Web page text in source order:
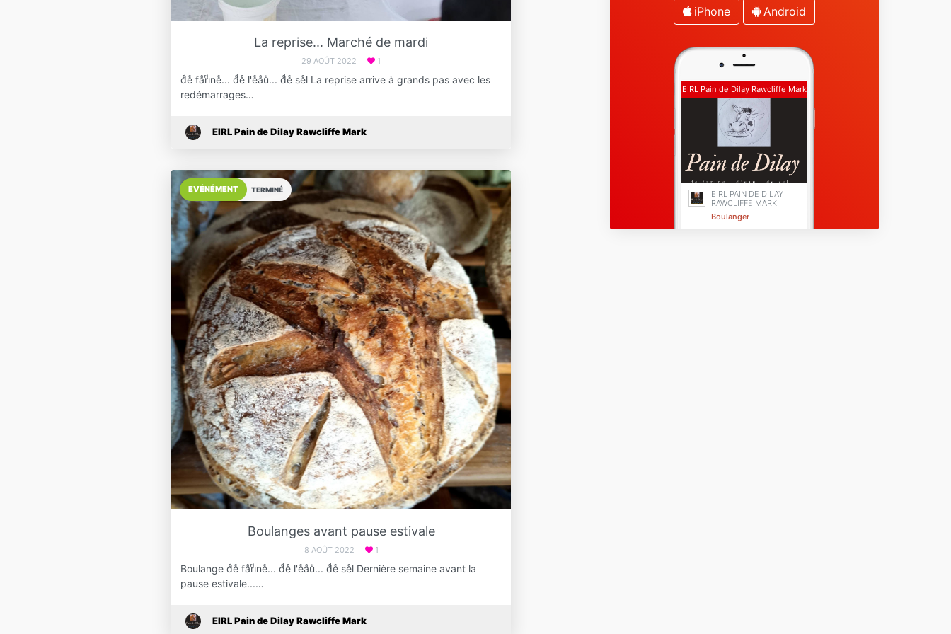
La reprise... Marché de mardi
29 AOÛT 2022 1
dͩeͤ faͣrͬiͥneͤ... dͩeͤ l'eͤaͣuͧ... dͩeͤ seͤl La reprise arrive à grands pas avec les
redémarrages…
EIRL Pain de Dilay Rawcliffe Mark
TERMINÉ
EVÉNÉMENT
Boulanges avant pause estivale
8 AOÛT 2022 1
Boulange dͩeͤ faͣrͬiͥneͤ... dͩeͤ l'eͤaͣuͧ... dͩeͤ seͤl Dernière semaine avant la
pause estivale...…
EIRL Pain de Dilay Rawcliffe Mark
iPhone Android
EIRL Pain de Dilay Rawcliffe Mark
EIRL PAIN DE DILAY
RAWCLIFFE MARK
Boulanger